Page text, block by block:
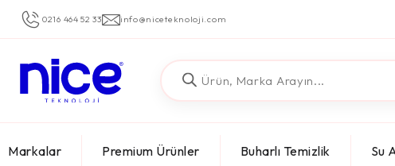
0216 464 52 33 info@niceteknoloji.com
Markalar Premium Ürünler Buharlı Temizlik Su